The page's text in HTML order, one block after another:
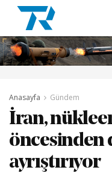
Anasayfa Gündem
İran,
öncesinden
ayrıştırıyor